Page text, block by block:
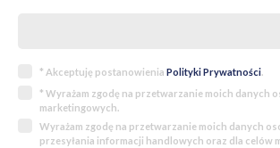
* Akceptuję postanowienia Polityki Prywatności.
* Wyrażam zgodę na przetwarzanie moich danych
marketingowych.
Wyrażam zgodę na przetwarzanie moich danych
przesyłania informacji handlowych oraz dla celów